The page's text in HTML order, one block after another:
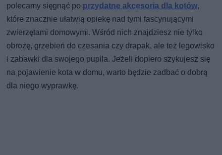
polecamy sięgnąć po przydatne akcesoria dla kotów,
które znacznie ułatwią opiekę nad tymi fascynującymi
zwierzętami domowymi. Wśród nich znajdziesz nie tylko
obrożę, grzebień do czesania czy drapak, ale też legowisko
i zabawki dla swojego pupila. Jeżeli dopiero szykujesz się
na pojawienie kota w domu, warto będzie zadbać o dobrą
dla niego wyprawkę.